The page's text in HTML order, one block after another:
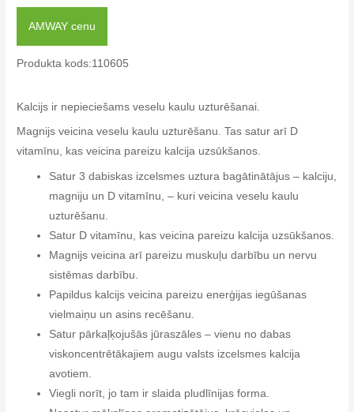
AMWAY cenu
Produkta kods:110605
Kalcijs ir nepieciešams veselu kaulu uzturēšanai.
Magnijs veicina veselu kaulu uzturēšanu. Tas satur arī D
vitamīnu, kas veicina pareizu kalcija uzsūkšanos.
Satur 3 dabiskas izcelsmes uztura bagātinātājus – kalciju,
magniju un D vitamīnu, – kuri veicina veselu kaulu
uzturēšanu.
Satur D vitamīnu, kas veicina pareizu kalcija uzsūkšanos.
Magnijs veicina arī pareizu muskuļu darbību un nervu
sistēmas darbību.
Papildus kalcijs veicina pareizu enerģijas iegūšanas
vielmaiņu un asins recēšanu.
Satur pārkaļķojušās jūraszāles – vienu no dabas
viskoncentrētākajiem augu valsts izcelsmes kalcija
avotiem.
Viegli norīt, jo tam ir slaida pludlīnijas forma.